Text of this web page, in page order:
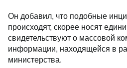
Он добавил, что подобные
происходят, скорее носят
свидетельствуют о массовой
информации, находящейся в
министерства.